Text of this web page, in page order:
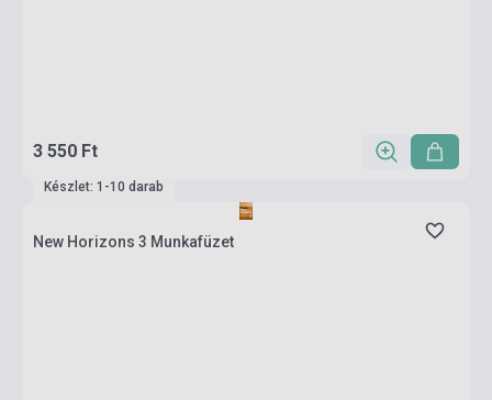
3 550 Ft
Készlet: 1-10 darab
New Horizons 3 Munkafüzet